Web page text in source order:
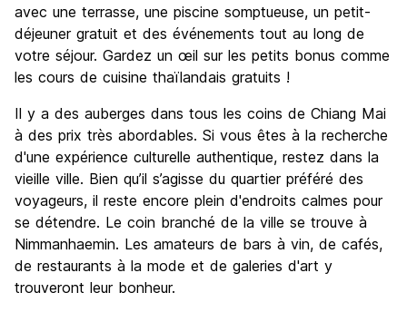
avec une terrasse, une piscine somptueuse, un petit-
déjeuner gratuit et des événements tout au long de
votre séjour. Gardez un œil sur les petits bonus comme
les cours de cuisine thaïlandais gratuits !
Il y a des auberges dans tous les coins de Chiang Mai
à des prix très abordables. Si vous êtes à la recherche
d'une expérience culturelle authentique, restez dans la
vieille ville. Bien qu’il s’agisse du quartier préféré des
voyageurs, il reste encore plein d'endroits calmes pour
se détendre. Le coin branché de la ville se trouve à
Nimmanhaemin. Les amateurs de bars à vin, de cafés,
de restaurants à la mode et de galeries d'art y
trouveront leur bonheur.